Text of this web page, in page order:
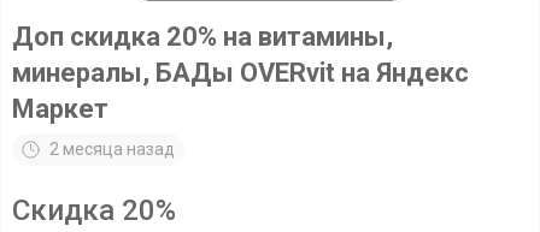
Доп скидка 20% на витамины,
минералы, БАДы OVERvit на Яндекс
Маркет
2 месяца назад
Скидка 20%